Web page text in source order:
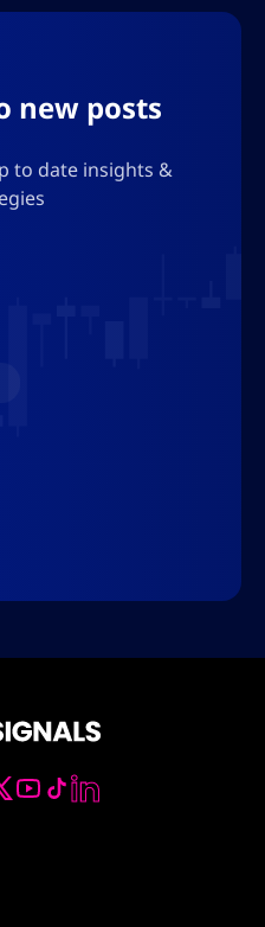
new posts
to date insights &